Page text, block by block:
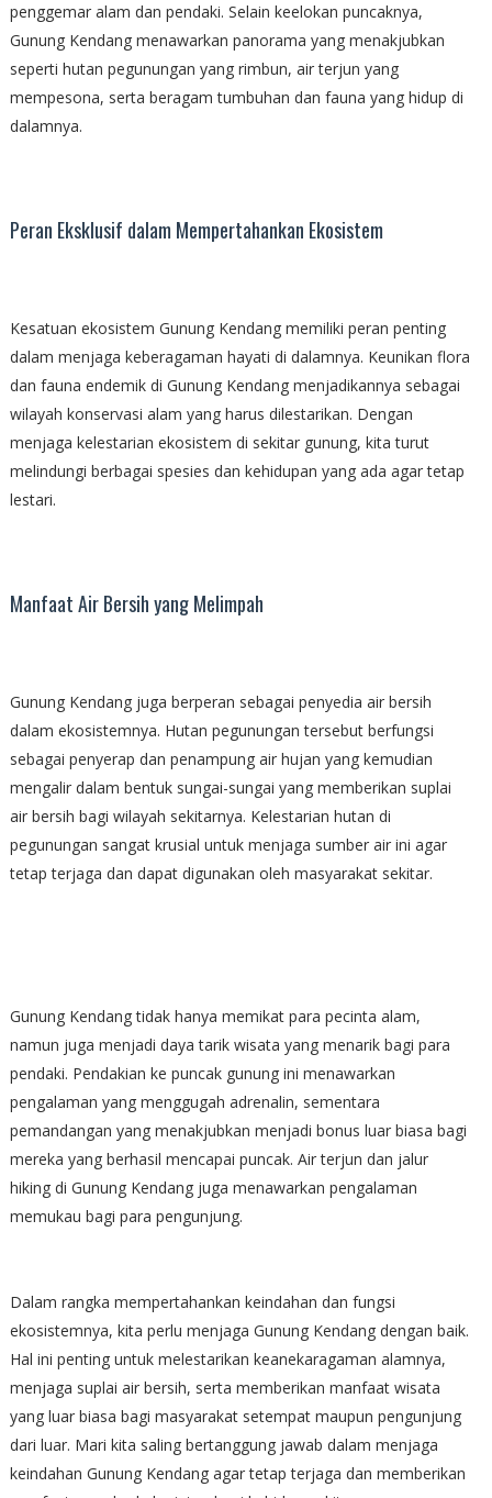
penggemar alam dan pendaki. Selain keelokan puncaknya,
Gunung Kendang menawarkan panorama yang menakjubkan
seperti hutan pegunungan yang rimbun, air terjun yang
mempesona, serta beragam tumbuhan dan fauna yang hidup di
dalamnya.
Peran Eksklusif dalam Mempertahankan Ekosistem
Kesatuan ekosistem Gunung Kendang memiliki peran penting
dalam menjaga keberagaman hayati di dalamnya. Keunikan flora
dan fauna endemik di Gunung Kendang menjadikannya sebagai
wilayah konservasi alam yang harus dilestarikan. Dengan
menjaga kelestarian ekosistem di sekitar gunung, kita turut
melindungi berbagai spesies dan kehidupan yang ada agar tetap
lestari.
Manfaat Air Bersih yang Melimpah
Gunung Kendang juga berperan sebagai penyedia air bersih
dalam ekosistemnya. Hutan pegunungan tersebut berfungsi
sebagai penyerap dan penampung air hujan yang kemudian
mengalir dalam bentuk sungai-sungai yang memberikan suplai
air bersih bagi wilayah sekitarnya. Kelestarian hutan di
pegunungan sangat krusial untuk menjaga sumber air ini agar
tetap terjaga dan dapat digunakan oleh masyarakat sekitar.
Gunung Kendang tidak hanya memikat para pecinta alam,
namun juga menjadi daya tarik wisata yang menarik bagi para
pendaki. Pendakian ke puncak gunung ini menawarkan
pengalaman yang menggugah adrenalin, sementara
pemandangan yang menakjubkan menjadi bonus luar biasa bagi
mereka yang berhasil mencapai puncak. Air terjun dan jalur
hiking di Gunung Kendang juga menawarkan pengalaman
memukau bagi para pengunjung.
Dalam rangka mempertahankan keindahan dan fungsi
ekosistemnya, kita perlu menjaga Gunung Kendang dengan baik.
Hal ini penting untuk melestarikan keanekaragaman alamnya,
menjaga suplai air bersih, serta memberikan manfaat wisata
yang luar biasa bagi masyarakat setempat maupun pengunjung
dari luar. Mari kita saling bertanggung jawab dalam menjaga
keindahan Gunung Kendang agar tetap terjaga dan memberikan